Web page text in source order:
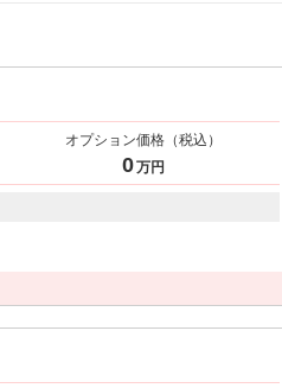
オプション価格（税込）
0万円